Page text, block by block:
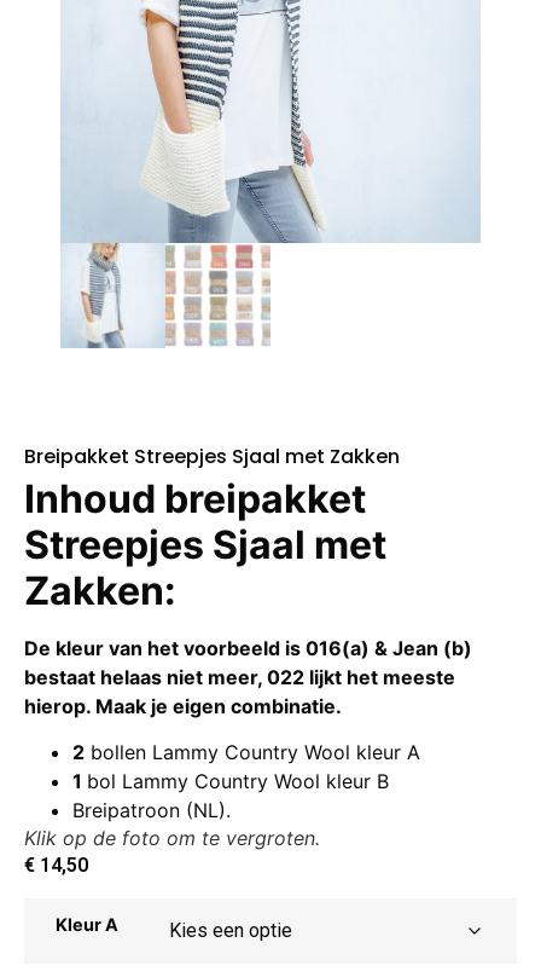
Breipakket Streepjes Sjaal met Zakken
Inhoud breipakket
Streepjes Sjaal met
Zakken:
De kleur van het voorbeeld is 016(a) & Jean (b)
bestaat helaas niet meer, 022 lijkt het meeste
hierop. Maak je eigen combinatie.
2 bollen Lammy Country Wool kleur A
1 bol Lammy Country Wool kleur B
Breipatroon (NL).
Klik op de foto om te vergroten.
€ 14,50
Kleur A